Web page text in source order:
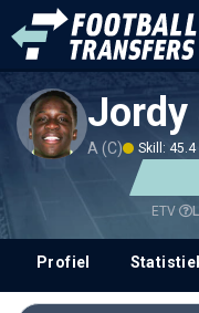
Jordy
A (C) Skill: 45.4
ETV
Profiel